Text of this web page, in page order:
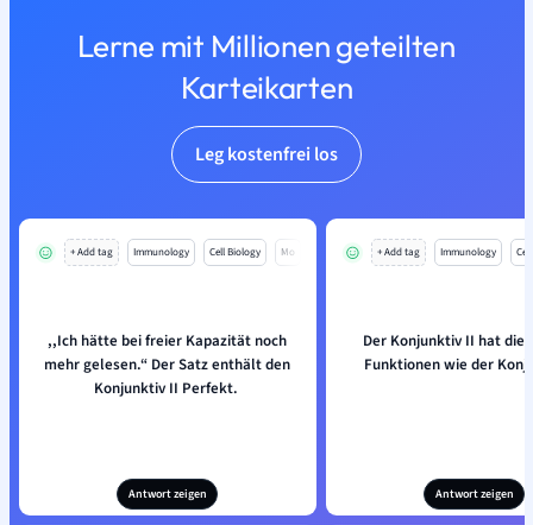
Lerne mit Millionen geteilten
Karteikarten
Leg kostenfrei los
+ Add tag Immunology Cell Biology Mo
,,Ich hätte bei freier Kapazität noch
mehr gelesen.“ Der Satz enthält den
Konjunktiv II Perfekt.
Antwort zeigen
+ Add tag Immunology
Der Konjunktiv II hat die
Funktionen wie der
Antwort zeigen